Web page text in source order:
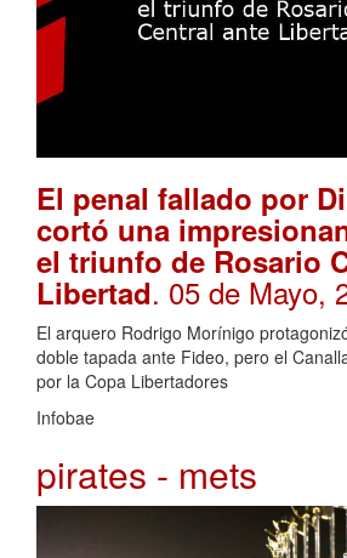
El penal fallado por
cortó una
el triunfo de Rosario
Libertad. 05 de Mayo,
El arquero Rodrigo Morínigo
doble tapada ante Fideo, pero el
por la Copa Libertadores
Infobae
pirates - mets